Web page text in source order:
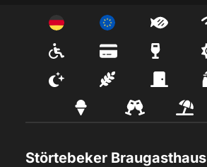
Störtebeker Braugasthaus